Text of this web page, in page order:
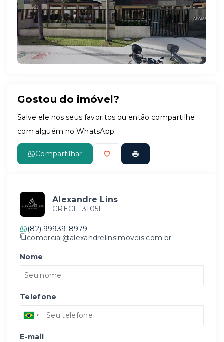
Leaflet
Gostou do imóvel?
Salve ele nos seus favoritos ou então compartilhe
com alguém no WhatsApp:
Compartilhar
Alexandre Lins
CRECI - 3105F
(82) 99939-8979
comercial@alexandrelinsimoveis.com.br
Nome
Telefone
E-mail